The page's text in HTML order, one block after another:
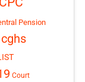
Pension
cghs
Court